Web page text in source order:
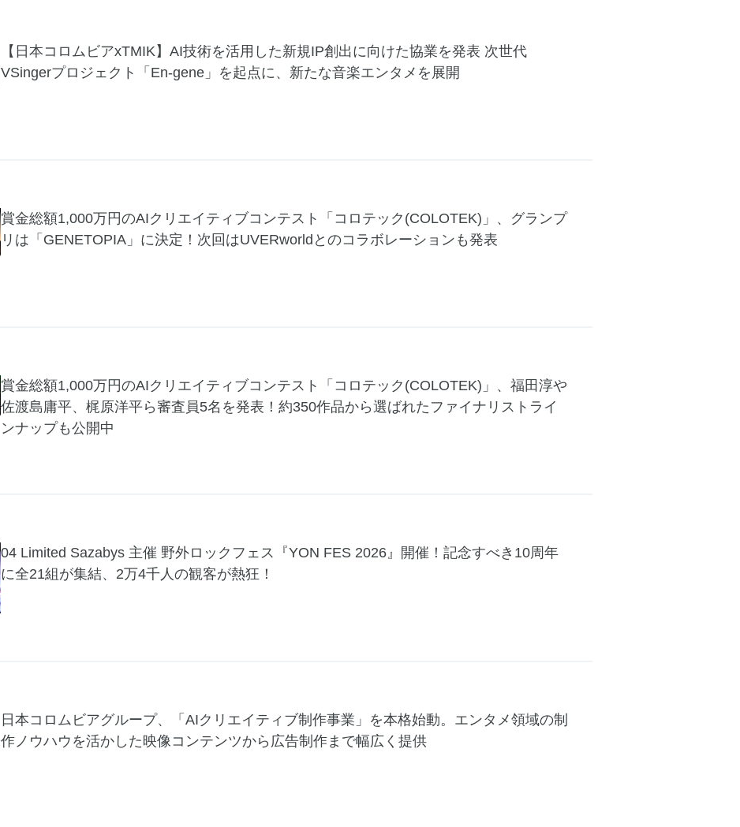
【日本コロムビアxTMIK】AI技術を活用した新規IP創出に向けた協業を発表 次世代
VSingerプロジェクト「En-gene」を起点に、新たな音楽エンタメを展開
賞金総額1,000万円のAIクリエイティブコンテスト「コロテック(COLOTEK)」、グランプ
リは「GENETOPIA」に決定！次回はUVERworldとのコラボレーションも発表
賞金総額1,000万円のAIクリエイティブコンテスト「コロテック(COLOTEK)」、福田淳や
佐渡島庸平、梶原洋平ら審査員5名を発表！約350作品から選ばれたファイナリストライ
ンナップも公開中
04 Limited Sazabys 主催 野外ロックフェス『YON FES 2026』開催！記念すべき10周年
に全21組が集結、2万4千人の観客が熱狂！
日本コロムビアグループ、「AIクリエイティブ制作事業」を本格始動。エンタメ領域の制
作ノウハウを活かした映像コンテンツから広告制作まで幅広く提供